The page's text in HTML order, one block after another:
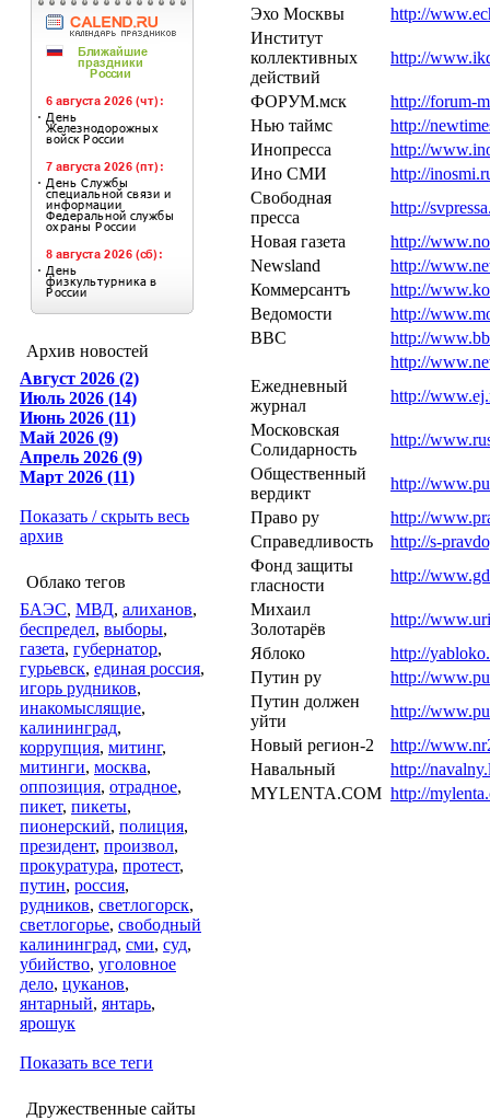
Архив новостей
Август 2026 (2)
Июль 2026 (14)
Июнь 2026 (11)
Май 2026 (9)
Апрель 2026 (9)
Март 2026 (11)
Показать / скрыть весь
архив
Облако тегов
БАЭС, МВД, алиханов,
беспредел, выборы,
газета, губернатор,
гурьевск, единая россия,
игорь рудников,
инакомыслящие,
калининград,
коррупция, митинг,
митинги, москва,
оппозиция, отрадное,
пикет, пикеты,
пионерский, полиция,
президент, произвол,
прокуратура, протест,
путин, россия,
рудников, светлогорск,
светлогорье, свободный
калининград, сми, суд,
убийство, уголовное
дело, цуканов,
янтарный, янтарь,
ярошук
Показать все теги
Дружественные сайты
Эхо Москвы
http://
Институт
коллективных
действий
http://
ФОРУМ.мск
http://forum-
Нью таймс
http://
Инопресса
http://
Ино СМИ
http://
Свободная
пресса
http://
Новая газета
http://
Newsland
http://
Коммерсантъ
http://
Ведомости
http://
ВВС
http://
http://
Ежедневный
журнал
http://
Московская
Солидарность
http://
Общественный
вердикт
http://
Право ру
http://
Справедливость
http://s-
Фонд защиты
гласности
http://
Михаил
Золотарёв
http://
Яблоко
http://
Путин ру
http://
Путин должен
уйти
http://
Новый регион-2
http://
Навальный
http://
MYLENTA.COM http://